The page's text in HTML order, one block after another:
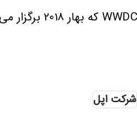
شرکت اپل